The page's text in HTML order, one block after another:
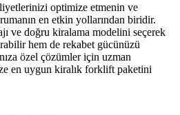
optimize etmenin ve
en etkin yollarından biridir.
ve doğru kiralama modelini seçerek
hem de rekabet gücünüzü
özel çözümler için uzman
en uygun kiralık forklift paketini